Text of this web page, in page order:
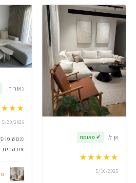
אן ל. ✔ מאומת
★★★★★
5/10/2025
נאור ח.
★★★
5/20/2026
ממש
את הבית